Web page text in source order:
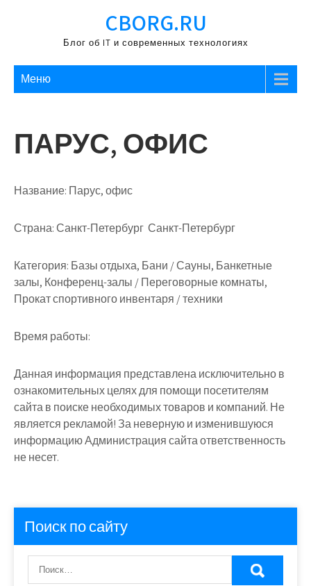
содержимому
CBORG.RU
Блог об IT и современных технологиях
Меню
ПАРУС, ОФИС
Название: Парус, офис
Страна:Санкт-Петербург Санкт-Петербург
Категория: Базы отдыха, Бани / Сауны, Банкетные
залы, Конференц-залы / Переговорные комнаты,
Прокат спортивного инвентаря / техники
Время работы:
Данная информация представлена исключительно в
ознакомительных целях для помощи посетителям
сайта в поиске необходимых товаров и компаний. Не
является рекламой! За неверную и изменившуюся
информацию Администрация сайта ответственность
не несет.
Поиск по сайту